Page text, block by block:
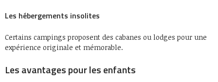
Les hébergements insolites
Certains campings proposent des cabanes ou lodges pour une
expérience originale et mémorable.
Les avantages pour les enfants